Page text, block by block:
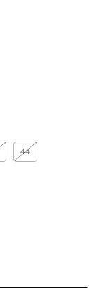
44